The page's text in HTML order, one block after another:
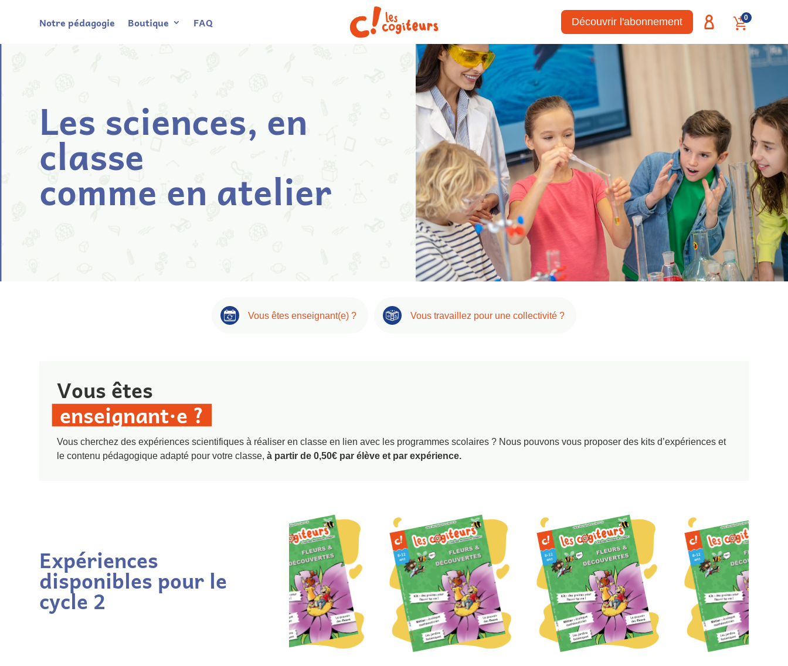
Notre pédagogie Boutique FAQ Découvrir l'abonnement 0
Les sciences, en
classe
comme en atelier
Vous êtes enseignant(e) ? Vous travaillez pour une collectivité ?
Vous êtes
enseignant·e ?
Vous cherchez des expériences scientifiques à réaliser en classe en lien avec les programmes scolaires ? Nous pouvons vous proposer des kits d’expériences et
le contenu pédagogique adapté pour votre classe,à partir de 0,50€ par élève et par expérience.
Expériences
disponibles pour le
cycle 2